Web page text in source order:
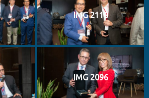
IMG 2110
IMG 2096